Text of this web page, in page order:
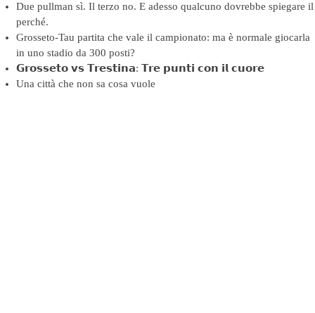
Due pullman sì. Il terzo no. E adesso qualcuno dovrebbe spiegare il
perché.
Grosseto-Tau partita che vale il campionato: ma è normale giocarla
in uno stadio da 300 posti?
𝗚𝗿𝗼𝘀𝘀𝗲𝘁𝗼 𝘃𝘀 𝗧𝗿𝗲𝘀𝘁𝗶𝗻𝗮: 𝗧𝗿𝗲 𝗽𝘂𝗻𝘁𝗶 𝗰𝗼𝗻 𝗶𝗹 𝗰𝘂𝗼𝗿𝗲
Una città che non sa cosa vuole